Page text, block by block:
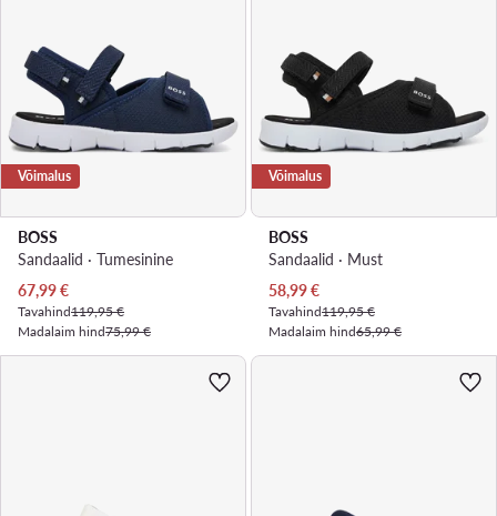
Võimalus
BOSS
Sandaalid · Tumesinine
Praegune hind
67,99€
Tavahind119,95 €
Madalaim hind75,99 €
Võimalus
BOSS
Sandaalid · Must
Praegune hind
58,99€
Tavahind119,95 €
Madalaim hind65,99 €